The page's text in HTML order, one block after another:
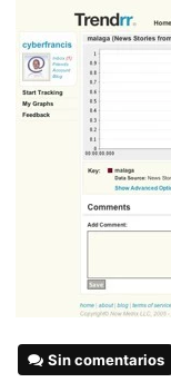
Sin comentarios